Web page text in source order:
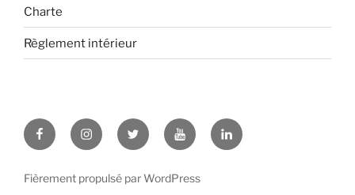
Charte
Règlement intérieur
FacebookInstagramTwitter YouTubeLinkedIn
Fièrement propulsé par WordPress